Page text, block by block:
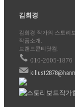
김희경
김희경 작가의 스토리
작품소개.
브랜드콘티닷컴.
010-2605-1876